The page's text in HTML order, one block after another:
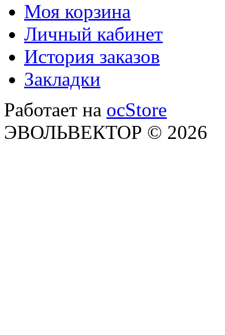
Моя корзина
Личный кабинет
История заказов
Закладки
Работает на ocStore
ЭВОЛЬВЕКТОР © 2026